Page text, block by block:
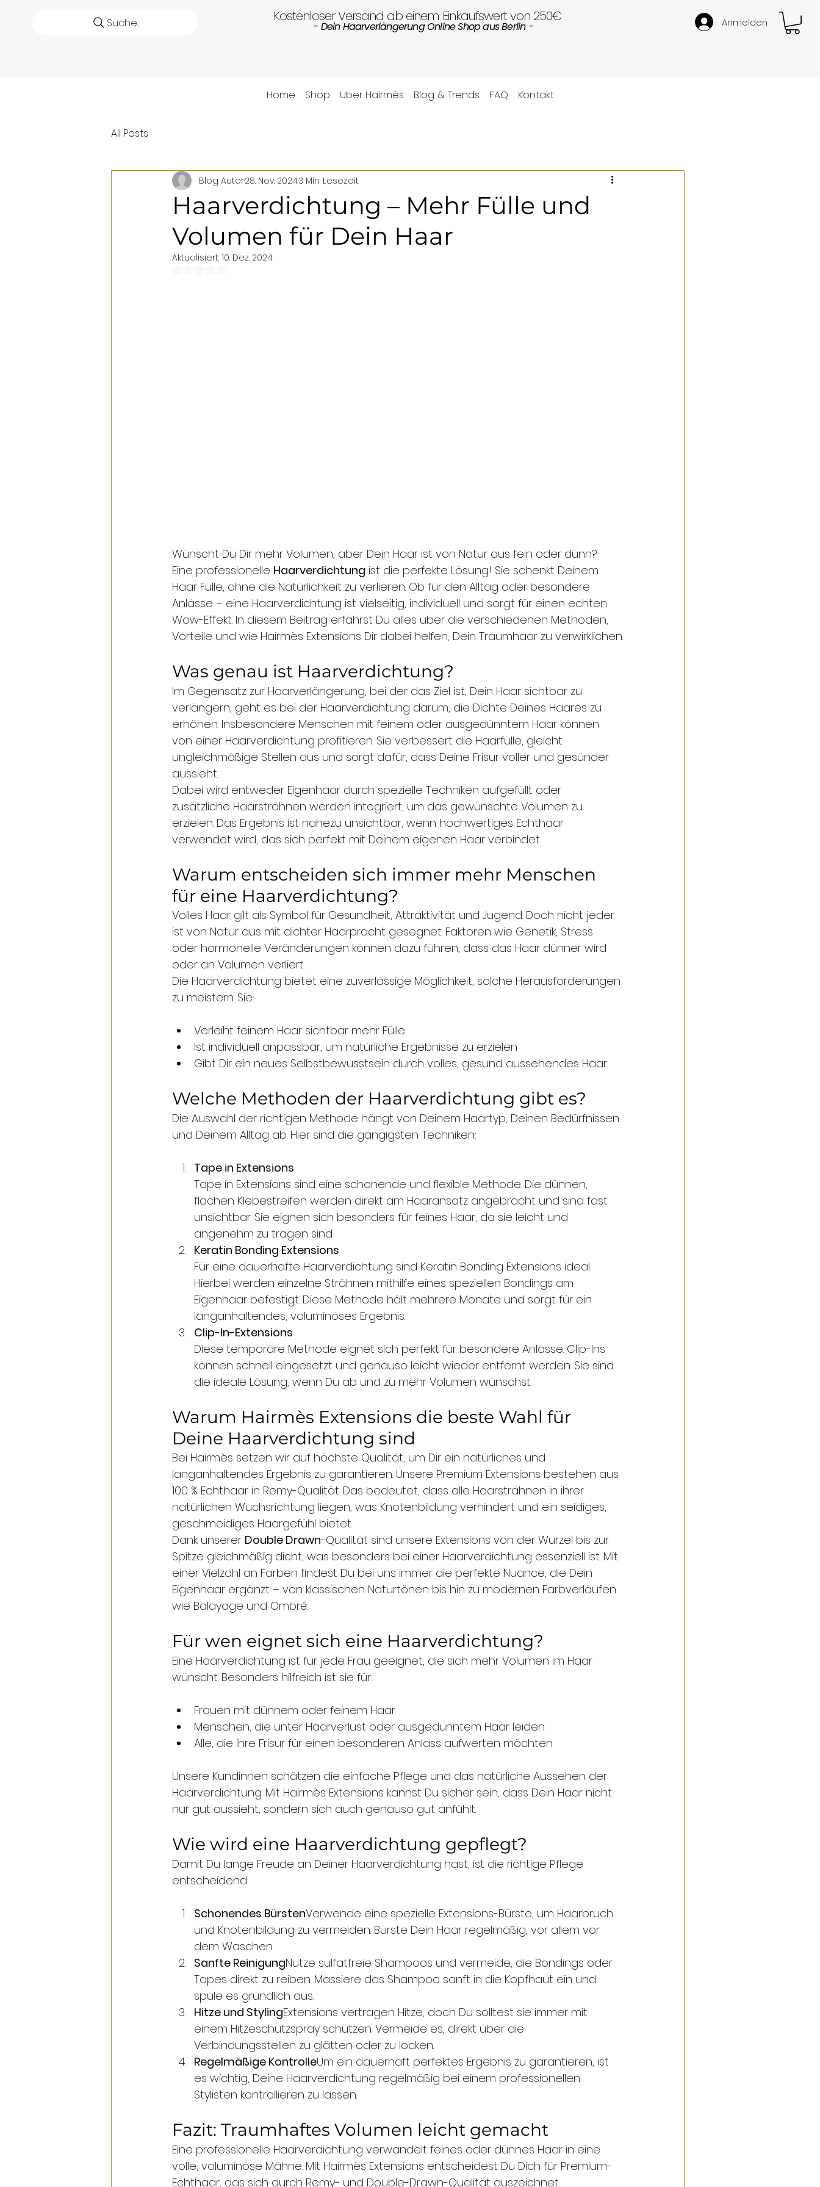
Suche... Kostenloser Versand ab einem Einkaufswert von 250€
- Dein Haarverlängerung Online Shop aus Berlin - Anmelden
Home Shop Über Hairmès Blog & Trends FAQ Kontakt
All Posts
Haarverdichtung – Mehr Fülle und
Volumen für Dein Haar
Blog Autor28. Nov. 20243 Min. Lesezeit
Aktualisiert: 10. Dez. 2024
Wünscht Du Dir mehr Volumen, aber Dein Haar ist von Natur aus fein oder dünn?
Eine professionelle Haarverdichtung ist die perfekte Lösung! Sie schenkt Deinem
Haar Fülle, ohne die Natürlichkeit zu verlieren. Ob für den Alltag oder besondere
Anlässe – eine Haarverdichtung ist vielseitig, individuell und sorgt für einen echten
Wow-Effekt. In diesem Beitrag erfährst Du alles über die verschiedenen Methoden,
Vorteile und wie Hairmès Extensions Dir dabei helfen, Dein Traumhaar zu verwirklichen.
Was genau ist Haarverdichtung?
Im Gegensatz zur Haarverlängerung, bei der das Ziel ist, Dein Haar sichtbar zu
verlängern, geht es bei der Haarverdichtung darum, die Dichte Deines Haares zu
erhöhen. Insbesondere Menschen mit feinem oder ausgedünntem Haar können
von einer Haarverdichtung profitieren. Sie verbessert die Haarfülle, gleicht
ungleichmäßige Stellen aus und sorgt dafür, dass Deine Frisur voller und gesünder
aussieht.
Dabei wird entweder Eigenhaar durch spezielle Techniken aufgefüllt oder
zusätzliche Haarsträhnen werden integriert, um das gewünschte Volumen zu
erzielen. Das Ergebnis ist nahezu unsichtbar, wenn hochwertiges Echthaar
verwendet wird, das sich perfekt mit Deinem eigenen Haar verbindet.
Warum entscheiden sich immer mehr Menschen
für eine Haarverdichtung?
Volles Haar gilt als Symbol für Gesundheit, Attraktivität und Jugend. Doch nicht jeder
ist von Natur aus mit dichter Haarpracht gesegnet. Faktoren wie Genetik, Stress
oder hormonelle Veränderungen können dazu führen, dass das Haar dünner wird
oder an Volumen verliert.
Die Haarverdichtung bietet eine zuverlässige Möglichkeit, solche Herausforderungen
zu meistern. Sie:
Verleiht feinem Haar sichtbar mehr Fülle
Ist individuell anpassbar, um natürliche Ergebnisse zu erzielen
Gibt Dir ein neues Selbstbewusstsein durch volles, gesund aussehendes Haar
Welche Methoden der Haarverdichtung gibt es?
Die Auswahl der richtigen Methode hängt von Deinem Haartyp, Deinen Bedürfnissen
und Deinem Alltag ab. Hier sind die gängigsten Techniken:
Tape in Extensions
Tape in Extensions sind eine schonende und flexible Methode. Die dünnen,
flachen Klebestreifen werden direkt am Haaransatz angebracht und sind fast
unsichtbar. Sie eignen sich besonders für feines Haar, da sie leicht und
angenehm zu tragen sind.
Keratin Bonding Extensions
Für eine dauerhafte Haarverdichtung sind Keratin Bonding Extensions ideal.
Hierbei werden einzelne Strähnen mithilfe eines speziellen Bondings am
Eigenhaar befestigt. Diese Methode hält mehrere Monate und sorgt für ein
langanhaltendes, voluminöses Ergebnis.
Clip-In-Extensions
Diese temporäre Methode eignet sich perfekt für besondere Anlässe. Clip-Ins
können schnell eingesetzt und genauso leicht wieder entfernt werden. Sie sind
die ideale Lösung, wenn Du ab und zu mehr Volumen wünschst.
Warum Hairmès Extensions die beste Wahl für
Deine Haarverdichtung sind
Bei Hairmès setzen wir auf höchste Qualität, um Dir ein natürliches und
langanhaltendes Ergebnis zu garantieren. Unsere Premium Extensions bestehen aus
100 % Echthaar in Remy-Qualität. Das bedeutet, dass alle Haarsträhnen in ihrer
natürlichen Wuchsrichtung liegen, was Knotenbildung verhindert und ein seidiges,
geschmeidiges Haargefühl bietet.
Dank unserer Double Drawn-Qualität sind unsere Extensions von der Wurzel bis zur
Spitze gleichmäßig dicht, was besonders bei einer Haarverdichtung essenziell ist. Mit
einer Vielzahl an Farben findest Du bei uns immer die perfekte Nuance, die Dein
Eigenhaar ergänzt – von klassischen Naturtönen bis hin zu modernen Farbverläufen
wie Balayage und Ombré.
Für wen eignet sich eine Haarverdichtung?
Eine Haarverdichtung ist für jede Frau geeignet, die sich mehr Volumen im Haar
wünscht. Besonders hilfreich ist sie für:
Frauen mit dünnem oder feinem Haar
Menschen, die unter Haarverlust oder ausgedünntem Haar leiden
Alle, die ihre Frisur für einen besonderen Anlass aufwerten möchten
Unsere Kundinnen schätzen die einfache Pflege und das natürliche Aussehen der
Haarverdichtung. Mit Hairmès Extensions kannst Du sicher sein, dass Dein Haar nicht
nur gut aussieht, sondern sich auch genauso gut anfühlt.
Wie wird eine Haarverdichtung gepflegt?
Damit Du lange Freude an Deiner Haarverdichtung hast, ist die richtige Pflege
entscheidend:
Schonendes BürstenVerwende eine spezielle Extensions-Bürste, um Haarbruch
und Knotenbildung zu vermeiden. Bürste Dein Haar regelmäßig, vor allem vor
dem Waschen.
Sanfte ReinigungNutze sulfatfreie Shampoos und vermeide, die Bondings oder
Tapes direkt zu reiben. Massiere das Shampoo sanft in die Kopfhaut ein und
spüle es gründlich aus.
Hitze und StylingExtensions vertragen Hitze, doch Du solltest sie immer mit
einem Hitzeschutzspray schützen. Vermeide es, direkt über die
Verbindungsstellen zu glätten oder zu locken.
Regelmäßige KontrolleUm ein dauerhaft perfektes Ergebnis zu garantieren, ist
es wichtig, Deine Haarverdichtung regelmäßig bei einem professionellen
Stylisten kontrollieren zu lassen.
Fazit: Traumhaftes Volumen leicht gemacht
Eine professionelle Haarverdichtung verwandelt feines oder dünnes Haar in eine
volle, voluminöse Mähne. Mit Hairmès Extensions entscheidest Du Dich für Premium-
Echthaar, das sich durch Remy- und Double-Drawn-Qualität auszeichnet.